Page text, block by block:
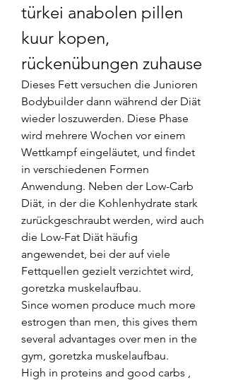
türkei anabolen pillen
kuur kopen,
rückenübungen zuhause
Dieses Fett versuchen die Junioren
Bodybuilder dann während der Diät
wieder loszuwerden. Diese Phase
wird mehrere Wochen vor einem
Wettkampf eingeläutet, und findet
in verschiedenen Formen
Anwendung. Neben der Low-Carb
Diät, in der die Kohlenhydrate stark
zurückgeschraubt werden, wird auch
die Low-Fat Diät häufig
angewendet, bei der auf viele
Fettquellen gezielt verzichtet wird,
goretzka muskelaufbau.
Since women produce much more
estrogen than men, this gives them
several advantages over men in the
gym, goretzka muskelaufbau.
High in proteins and good carbs ,